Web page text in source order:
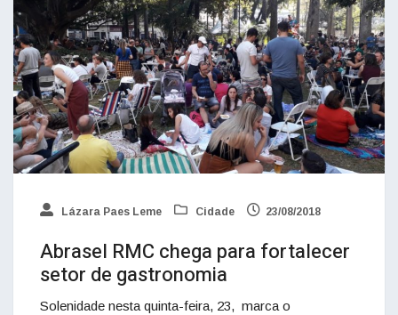
Lázara Paes Leme Cidade 23/08/2018
Abrasel RMC chega para fortalecer
setor de gastronomia
Solenidade nesta quinta-feira, 23, marca o